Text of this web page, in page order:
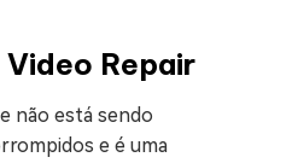
Video Repair
não está sendo
e é uma